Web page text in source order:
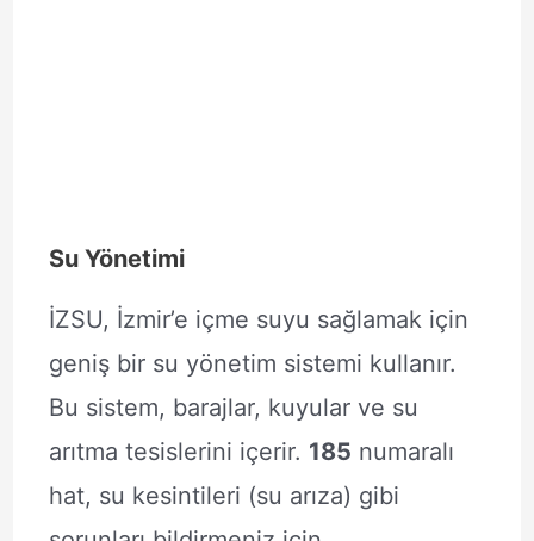
Su Yönetimi
İZSU, İzmir’e içme suyu sağlamak için
geniş bir su yönetim sistemi kullanır.
Bu sistem, barajlar, kuyular ve su
arıtma tesislerini içerir. 185 numaralı
hat, su kesintileri (su arıza) gibi